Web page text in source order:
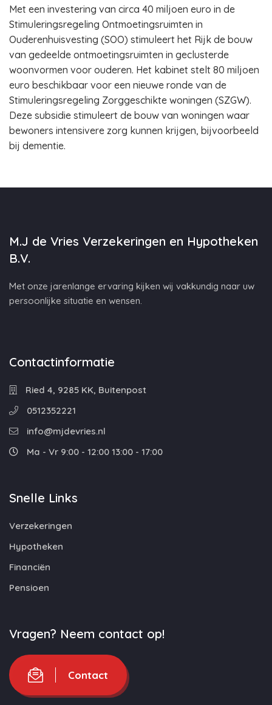
Met een investering van circa 40 miljoen euro in de
Stimuleringsregeling Ontmoetingsruimten in
Ouderenhuisvesting (SOO) stimuleert het Rijk de bouw
van gedeelde ontmoetingsruimten in geclusterde
woonvormen voor ouderen. Het kabinet stelt 80 miljoen
euro beschikbaar voor een nieuwe ronde van de
Stimuleringsregeling Zorggeschikte woningen (SZGW).
Deze subsidie stimuleert de bouw van woningen waar
bewoners intensivere zorg kunnen krijgen, bijvoorbeeld
bij dementie.
M.J de Vries Verzekeringen en Hypotheken
B.V.
Met onze jarenlange ervaring kijken wij vakkundig naar uw
persoonlijke situatie en wensen.
Contactinformatie
Ried 4, 9285 KK, Buitenpost
0512352221
info@mjdevries.nl
Ma - Vr 9:00 - 12:00 13:00 - 17:00
Snelle Links
Verzekeringen
Hypotheken
Financiën
Pensioen
Vragen? Neem contact op!
Contact